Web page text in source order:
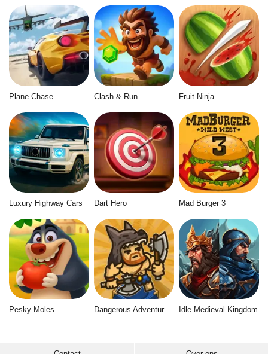
Plane Chase Clash & Run Fruit Ninja
Luxury Highway Cars Dart Hero Mad Burger 3
Pesky Moles Dangerous Adventure 2 Idle Medieval Kingdom